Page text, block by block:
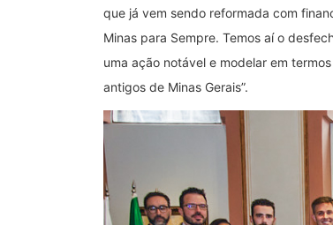
que já vem sendo reformada com
Minas para Sempre. Temos aí o
uma ação notável e modelar em
antigos de Minas Gerais”.